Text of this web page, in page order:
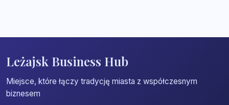
Leżajsk Business Hub
Miejsce, które łączy tradycję miasta z współczesnym
biznesem